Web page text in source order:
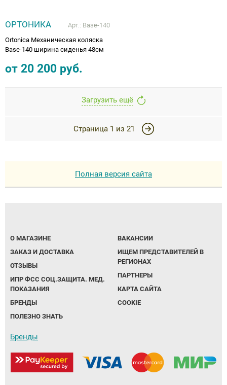
ОРТОНИКА Арт.: Base-140
Ortonica Механическая коляска
Base-140 ширина сиденья 48см
от 20 200 руб.
Загрузить ещё
Страница 1 из 21
Полная версия сайта
О МАГАЗИНЕ
ЗАКАЗ И ДОСТАВКА
ОТЗЫВЫ
ИПР ФСС СОЦ.ЗАЩИТА. МЕД.
ПОКАЗАНИЯ
БРЕНДЫ
ПОЛЕЗНО ЗНАТЬ
ВАКАНСИИ
ИЩЕМ ПРЕДСТАВИТЕЛЕЙ В
РЕГИОНАХ
ПАРТНЕРЫ
КАРТА САЙТА
COOKIE
Бренды